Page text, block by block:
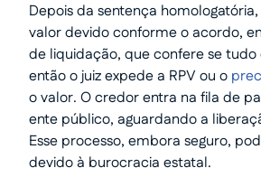
Depois da sentença
valor devido conforme o acordo,
de liquidação, que confere se
então o juiz expede a RPV ou o
o valor. O credor entra na fila de
ente público, aguardando a
Esse processo, embora seguro,
devido à burocracia estatal.